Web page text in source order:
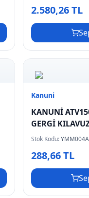
2.580,26 TL
Kanuni
KANUNİ
GERGİ
Stok Kodu:
288,66 TL